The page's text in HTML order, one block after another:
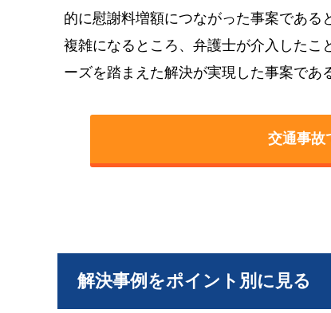
的に慰謝料増額につながった事案であ
複雑になるところ、弁護士が介入したこ
ーズを踏まえた解決が実現した事案であ
交通事故
解決事例をポイント別に見る